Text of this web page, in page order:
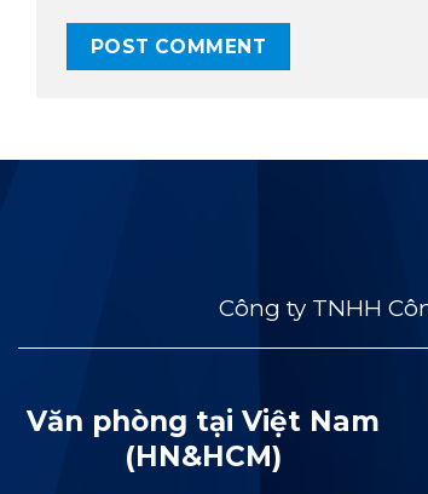
Công ty TNHH
Văn phòng tại Việt Nam
(HN&HCM)